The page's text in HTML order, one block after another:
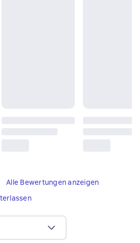
Bewertungen
Alle Bewertungen anzeigen